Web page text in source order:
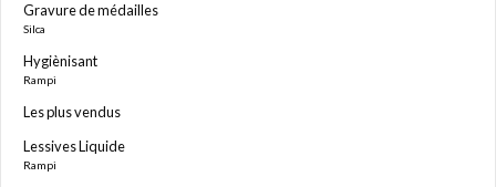
Gravure de médailles
Silca
Hygiènisant
Rampi
Les plus vendus
Lessives Liquide
Rampi